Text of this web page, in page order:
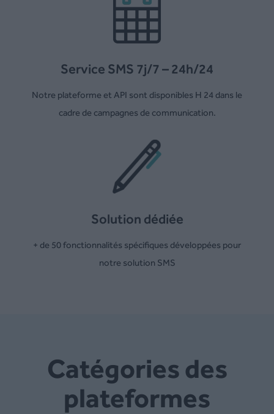
Service SMS 7j/7 – 24h/24
Notre plateforme et API sont disponibles H 24 dans le
cadre de campagnes de communication.
Solution dédiée
+ de 50 fonctionnalités spécifiques développées pour
notre solution SMS
Catégories des
plateformes